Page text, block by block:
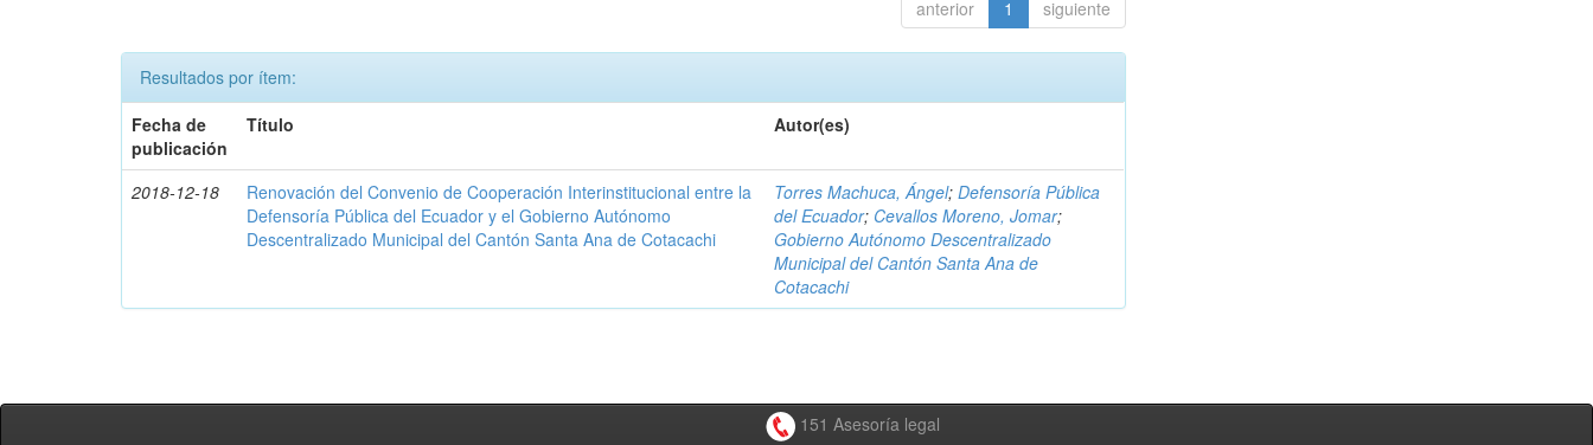
anterior 1 siguiente
Resultados por ítem:
Fecha de
publicación
Título Autor(es)
2018-12-18
Renovación del Convenio de Cooperación Interinstitucional entre la
Defensoría Pública del Ecuador y el Gobierno Autónomo
Descentralizado Municipal del Cantón Santa Ana de Cotacachi
Torres Machuca, Ángel;Defensoría Pública
del Ecuador; Cevallos Moreno, Jomar;
Gobierno Autónomo Descentralizado
Municipal del Cantón Santa Ana de
Cotacachi
151 Asesoría legal